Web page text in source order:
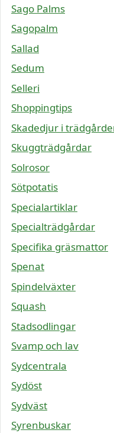
Sago Palms
Sagopalm
Sallad
Sedum
Selleri
Shoppingtips
Skadedjur i
Skuggträdgårdar
Solrosor
Sötpotatis
Specialartiklar
Specialträdgårdar
Specifika gräsmattor
Spenat
Spindelväxter
Squash
Stadsodlingar
Svamp och lav
Sydcentrala
Sydöst
Sydväst
Syrenbuskar